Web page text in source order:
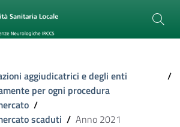
aggiudicatrici e degli enti
per ogni procedura
/
/
scaduti / Anno 2021